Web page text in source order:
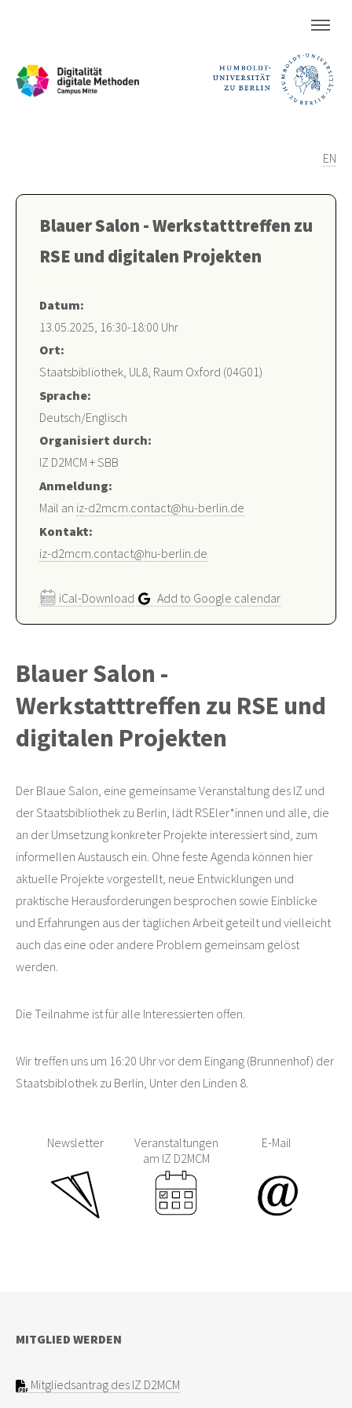
EN
Blauer Salon - Werkstatttreffen zu
RSE und digitalen Projekten
Datum:
13.05.2025, 16:30-18:00 Uhr
Ort:
Staatsbibliothek, UL8, Raum Oxford (04G01)
Sprache:
Deutsch/Englisch
Organisiert durch:
IZ D2MCM + SBB
Anmeldung:
Mail an iz-d2mcm.contact@hu-berlin.de
Kontakt:
iz-d2mcm.contact@hu-berlin.de
iCal-Download Add to Google calendar
Blauer Salon -
Werkstatttreffen zu RSE und
digitalen Projekten
Der Blaue Salon, eine gemeinsame Veranstaltung des IZ und
der Staatsbibliothek zu Berlin, lädt RSEler*innen und alle, die
an der Umsetzung konkreter Projekte interessiert sind, zum
informellen Austausch ein. Ohne feste Agenda können hier
aktuelle Projekte vorgestellt, neue Entwicklungen und
praktische Herausforderungen besprochen sowie Einblicke
und Erfahrungen aus der täglichen Arbeit geteilt und vielleicht
auch das eine oder andere Problem gemeinsam gelöst
werden.
Die Teilnahme ist für alle Interessierten offen.
Wir treffen uns um 16:20 Uhr vor dem Eingang (Brunnenhof) der
Staatsbiblothek zu Berlin, Unter den Linden 8.
Newsletter
Veranstaltungen
am IZ D2MCM
E-Mail
MITGLIED WERDEN
Mitgliedsantrag des IZ D2MCM